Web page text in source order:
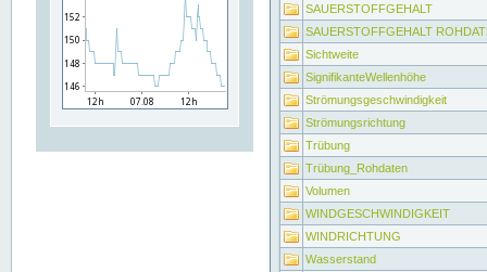
SAUERSTOFFGEHALT
SAUERSTOFFGEHALT
Sichtweite
SignifikanteWellenhöhe
Strömungsgeschwindigkeit
Strömungsrichtung
Trübung
Trübung_Rohdaten
Volumen
WINDGESCHWINDIGKEIT
WINDRICHTUNG
Wasserstand